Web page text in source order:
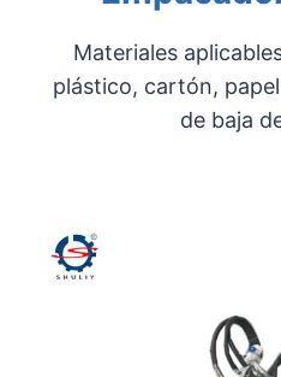
Materiales
plástico, cartón,
de baja